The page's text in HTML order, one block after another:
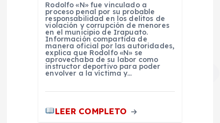
Rodolfo «N» fue vinculado a
proceso penal por su probable
responsabilidad en los delitos de
violación y corrupción de menores
en el municipio de Irapuato.
Información compartida de
manera oficial por las autoridades,
explica que Rodolfo «N» se
aprovechaba de su labor como
instructor deportivo para poder
envolver a la víctima y…
LEER COMPLETO